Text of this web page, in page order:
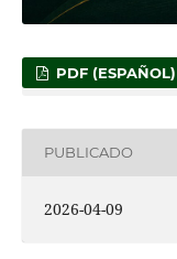
PDF (ESPAÑOL)
PUBLICADO
2026-04-09